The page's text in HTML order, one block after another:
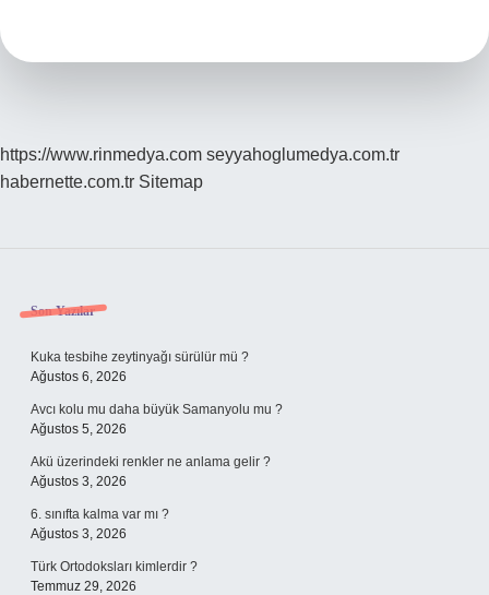
https://www.rinmedya.com seyyahoglumedya.com.tr
habernette.com.tr Sitemap
Sidebar
Son Yazılar
Kuka tesbihe zeytinyağı sürülür mü ?
Ağustos 6, 2026
Avcı kolu mu daha büyük Samanyolu mu ?
Ağustos 5, 2026
Akü üzerindeki renkler ne anlama gelir ?
Ağustos 3, 2026
6. sınıfta kalma var mı ?
Ağustos 3, 2026
Türk Ortodoksları kimlerdir ?
Temmuz 29, 2026